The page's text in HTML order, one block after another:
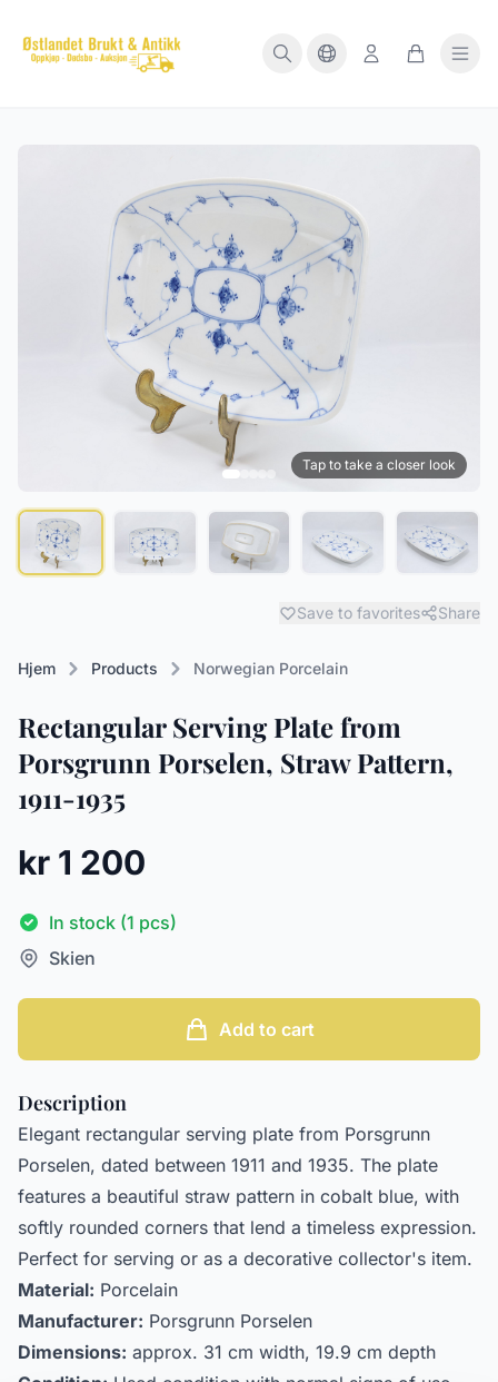
Tap to take a closer look
Save to favorites Share
Hjem Products Norwegian Porcelain
Rectangular Serving Plate from
Porsgrunn Porselen, Straw Pattern,
1911-1935
kr 1 200
In stock (1 pcs)
Skien
Add to cart
Description
Elegant rectangular serving plate from Porsgrunn
Porselen, dated between 1911 and 1935. The plate
features a beautiful straw pattern in cobalt blue, with
softly rounded corners that lend a timeless expression.
Perfect for serving or as a decorative collector's item.
Material: Porcelain
Manufacturer: Porsgrunn Porselen
Dimensions: approx. 31 cm width, 19.9 cm depth